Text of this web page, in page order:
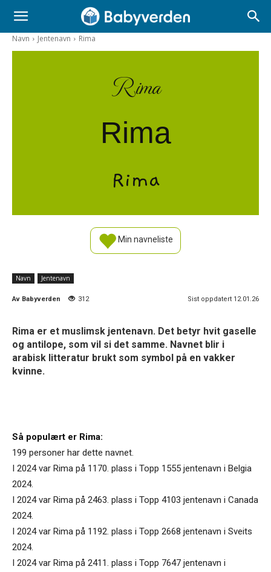
Navn Jentenavn Rima
Rima
Rima
Rima
Min navneliste
Navn Jentenavn
Av Babyverden 312 Sist oppdatert 12.01.26
Rima er et muslimsk jentenavn. Det betyr hvit gaselle
og antilope, som vil si det samme. Navnet blir i
arabisk litteratur brukt som symbol på en vakker
kvinne.
Så populært er Rima:
199 personer har dette navnet.
I 2024 var Rima på 1170. plass i Topp 1555 jentenavn i Belgia
2024.
I 2024 var Rima på 2463. plass i Topp 4103 jentenavn i Canada
2024.
I 2024 var Rima på 1192. plass i Topp 2668 jentenavn i Sveits
2024.
I 2024 var Rima på 2411. plass i Topp 7647 jentenavn i